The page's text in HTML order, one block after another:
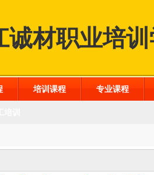
诚材职业培
培训课程 专业课程